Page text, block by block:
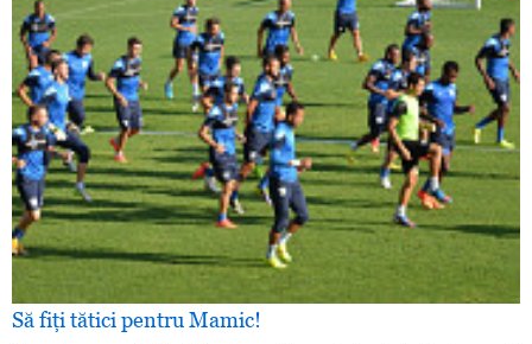
Să fiţi tătici pentru Mamic!